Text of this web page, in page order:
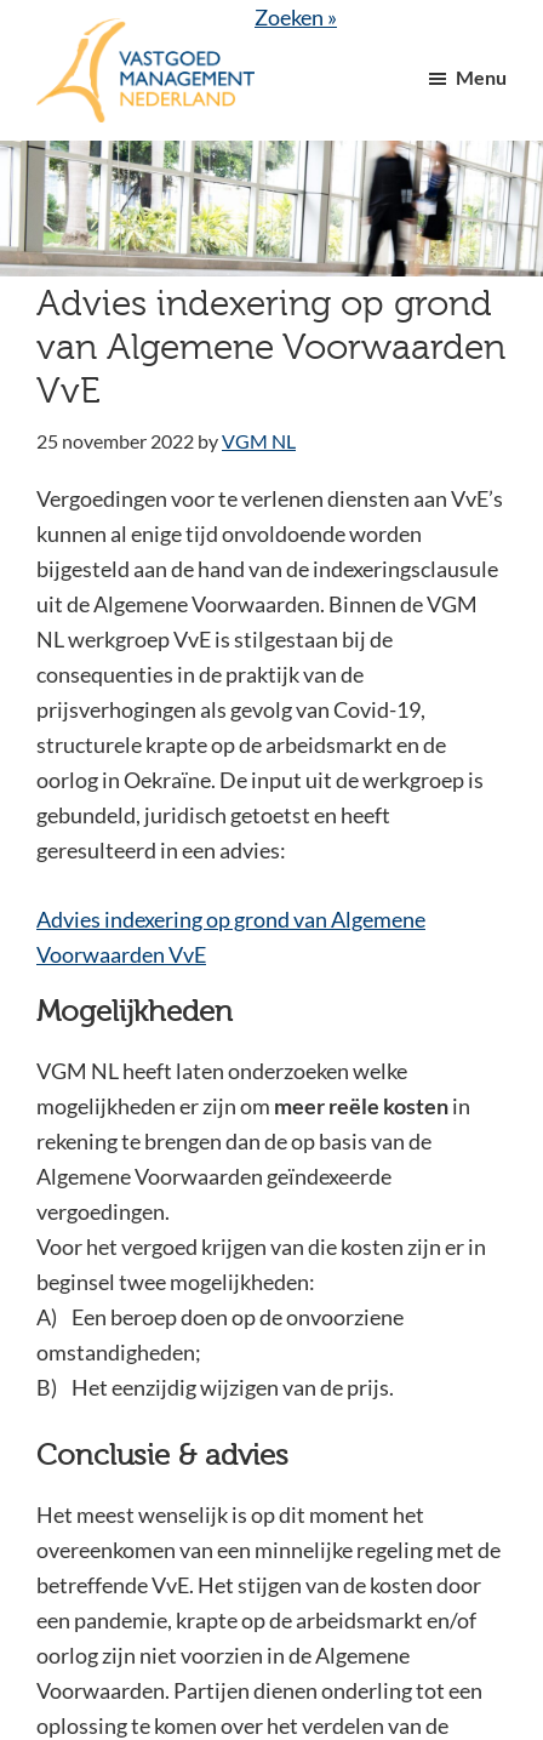
inhoud
VGM
NL
dé
branchevereniging
voor
vastgoed-
en
VvE
managers
Zoeken »
Menu
Advies indexering op grond
van Algemene Voorwaarden
VvE
25 november 2022 byVGM NL
Vergoedingen voor te verlenen diensten aan VvE’s
kunnen al enige tijd onvoldoende worden
bijgesteld aan de hand van de indexeringsclausule
uit de Algemene Voorwaarden. Binnen de VGM
NL werkgroep VvE is stilgestaan bij de
consequenties in de praktijk van de
prijsverhogingen als gevolg van Covid-19,
structurele krapte op de arbeidsmarkt en de
oorlog in Oekraïne. De input uit de werkgroep is
gebundeld, juridisch getoetst en heeft
geresulteerd in een advies:
Advies indexering op grond van Algemene
Voorwaarden VvE
Mogelijkheden
VGM NL heeft laten onderzoeken welke
mogelijkheden er zijn om meer reële kostenin
rekening te brengen dan de op basis van de
Algemene Voorwaarden geïndexeerde
vergoedingen.
Voor het vergoed krijgen van die kosten zijn er in
beginsel twee mogelijkheden:
A) Een beroep doen op de onvoorziene
omstandigheden;
B) Het eenzijdig wijzigen van de prijs.
Conclusie & advies
Het meest wenselijk is op dit moment het
overeenkomen van een minnelijke regeling met de
betreffende VvE. Het stijgen van de kosten door
een pandemie, krapte op de arbeidsmarkt en/of
oorlog zijn niet voorzien in de Algemene
Voorwaarden. Partijen dienen onderling tot een
oplossing te komen over het verdelen van de